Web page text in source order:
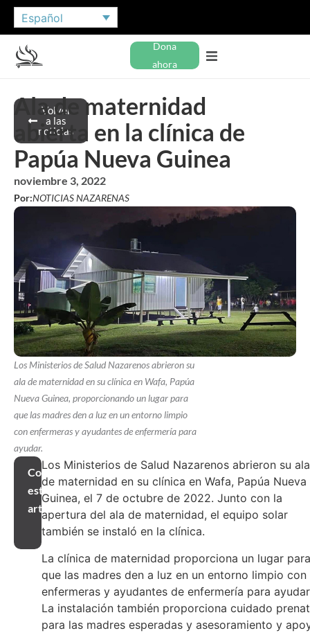
Español
Dona
ahora
Volver
a las
noticias
Ala de maternidad
abierta en la clínica de
Papúa Nueva Guinea
noviembre 3, 2022
Por:NOTICIAS NAZARENAS
Los Ministerios de Salud Nazarenos abrieron su
ala de maternidad en su clínica en Wafa, Papúa
Nueva Guinea, proporcionando un lugar para
que las madres den a luz en un entorno limpio
con enfermeras y ayudantes de enfermería para
ayudar.
Compartir
este
artículo
Los Ministerios de Salud Nazarenos abrieron su ala
de maternidad en su clínica en Wafa, Papúa Nueva
Guinea, el 7 de octubre de 2022. Junto con la
apertura del ala de maternidad, el equipo solar
también se instaló en la clínica.
La clínica de maternidad proporciona un lugar para
que las madres den a luz en un entorno limpio con
enfermeras y ayudantes de enfermería para
La instalación también proporciona cuidado
para las madres esperadas y asesoramiento y